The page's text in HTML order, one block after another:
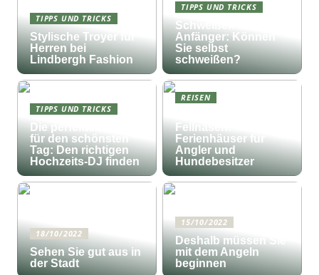
TIPPS UND TRICKS
Stylische Troyer für
Herren bei
Lindbergh Fashion
TIPPS UND TRICKS
Schweißen für
Anfänger: Können
Sie selbst
schweißen?
TIPPS UND TRICKS
Die perfekte Musik
für den schönsten
Tag: Den richtigen
Hochzeits-DJ finden
REISEN
Fellnasen:
Ferienhäuser für
Angler und
Hundebesitzer
18/10/2022
Sehen Sie gut aus in
der Stadt
15/10/2022
Deshalb müssen Sie
mit dem Angeln
beginnen